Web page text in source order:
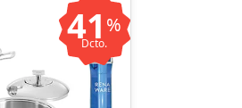
41 %
Dcto.